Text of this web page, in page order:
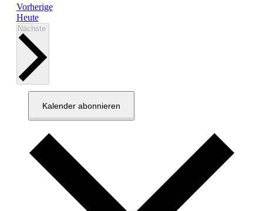
VorherigeVeranstaltungen
Heute
Nächste
Kalender abonnieren